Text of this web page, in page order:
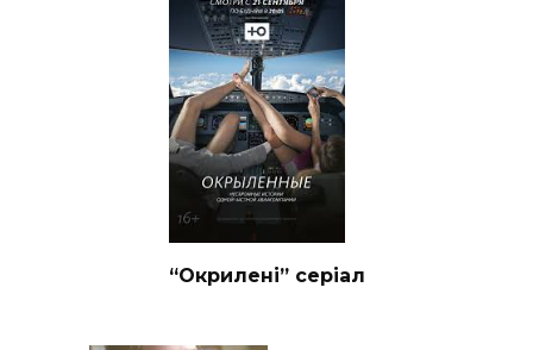
“Окрилені” серіал